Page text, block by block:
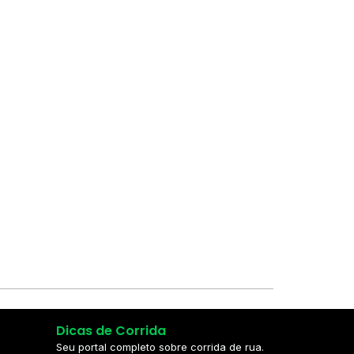
Dicas de Corrida
Seu portal completo sobre corrida de rua.